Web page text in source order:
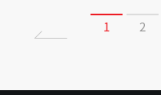
1 2